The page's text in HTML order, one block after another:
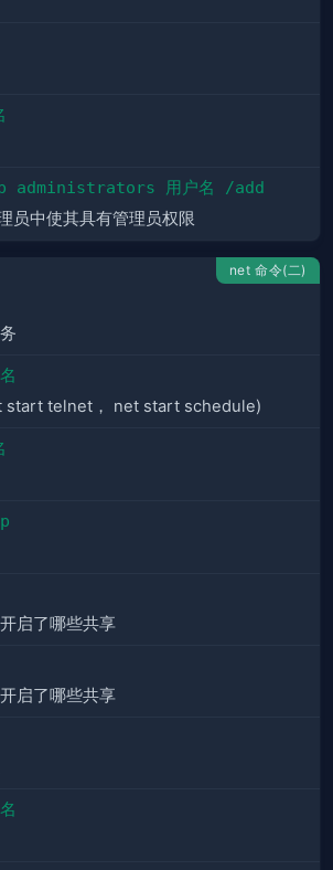
administrators 用户名 /add
员中使其具有管理员权限
net 命令(二)
start telnet， net start schedule)
启了哪些共享
启了哪些共享